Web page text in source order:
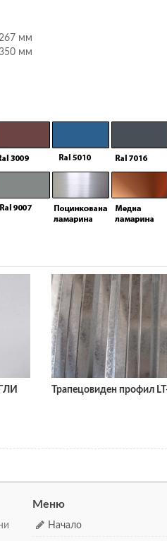
267 мм
350 мм
Трапецовиден профил
Меню
Начало